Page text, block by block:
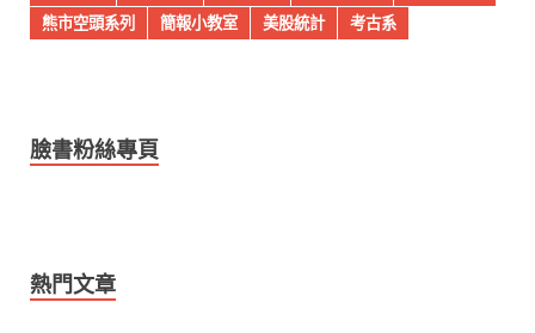
熊市空頭系列
簡報小教室 美股統計 考古系
臉書粉絲專頁
熱門文章